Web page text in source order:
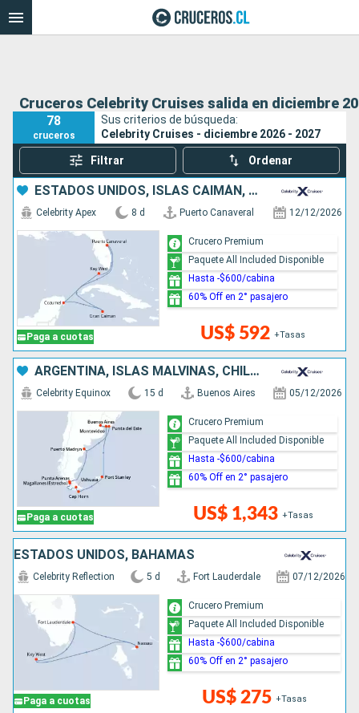
Cruceros Celebrity Cruises salida en diciembre
78
cruceros
Sus criterios de búsqueda:
Celebrity Cruises - diciembre 2026 - 2027
Filtrar Ordenar
ESTADOS UNIDOS, ISLAS CAIMÁN, MÉXICO
Paga a cuotas
Celebrity Apex 8 d Puerto Canaveral 12/12/2026
US$ 592 +Tasas
Crucero Premium
Paquete All Included Disponible
Hasta -$600/cabina
60% Off en 2° pasajero
ARGENTINA, ISLAS MALVINAS, CHILE, URUGUAY
Paga a cuotas
Celebrity Equinox 15 d Buenos Aires 05/12/2026
US$ 1,343 +Tasas
Crucero Premium
Paquete All Included Disponible
Hasta -$600/cabina
60% Off en 2° pasajero
ESTADOS UNIDOS, BAHAMAS
Paga a cuotas
Celebrity Reflection 5 d Fort Lauderdale 07/12/2026
US$ 275 +Tasas
Crucero Premium
Paquete All Included Disponible
Hasta -$600/cabina
60% Off en 2° pasajero